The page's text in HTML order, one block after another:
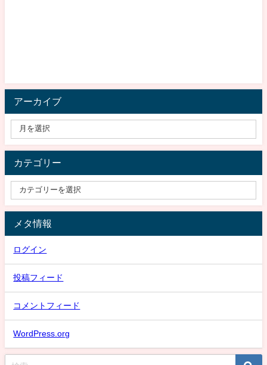
アーカイブ
カテゴリー
メタ情報
ログイン
投稿フィード
コメントフィード
WordPress.org